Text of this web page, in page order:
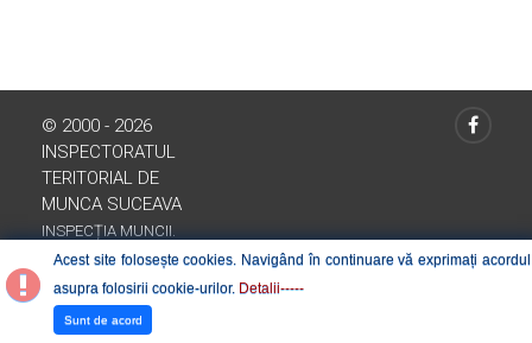
© 2000 - 2026
INSPECTORATUL
TERITORIAL DE
MUNCA SUCEAVA
INSPECȚIA MUNCII.
ROMÂNIA
Acest site folosește cookies. Navigând în continuare vă exprimați acordul
asupra folosirii cookie-urilor. Detalii-----
Sunt de acord